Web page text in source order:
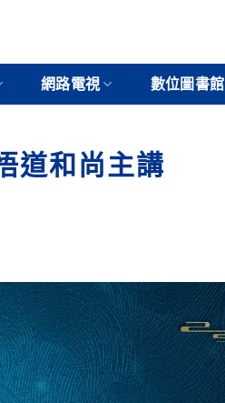
網路電視 數位圖書館
道和尚主講